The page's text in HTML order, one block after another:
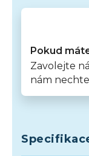
Pokud
Zavolejte
nám